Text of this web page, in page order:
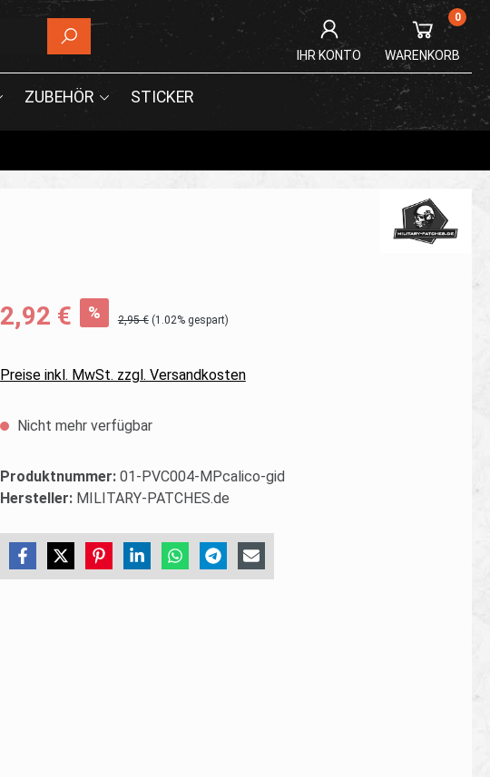
IHR KONTO
0
WARENKORB
ZUBEHÖR STICKER
2,92 € % 2,95 € (1.02% gespart)
Preise inkl. MwSt. zzgl. Versandkosten
Nicht mehr verfügbar
Produktnummer: 01-PVC004-MPcalico-gid
Hersteller: MILITARY-PATCHES.de